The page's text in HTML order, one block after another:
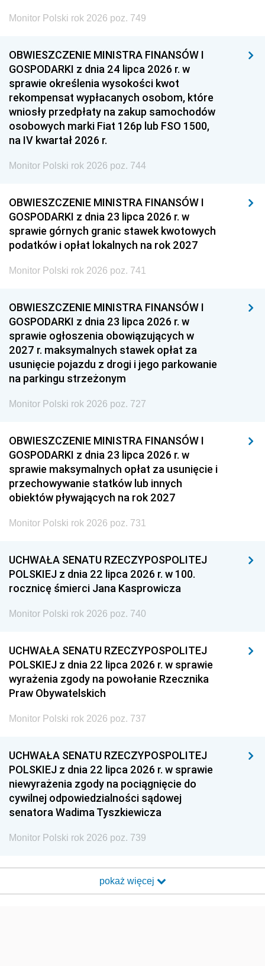
Monitor Polski rok 2026 poz. 749
OBWIESZCZENIE MINISTRA FINANSÓW I
GOSPODARKI z dnia 24 lipca 2026 r. w
sprawie określenia wysokości kwot
rekompensat wypłacanych osobom, które
wniosły przedpłaty na zakup samochodów
osobowych marki Fiat 126p lub FSO 1500,
na IV kwartał 2026 r.
Monitor Polski rok 2026 poz. 744
OBWIESZCZENIE MINISTRA FINANSÓW I
GOSPODARKI z dnia 23 lipca 2026 r. w
sprawie górnych granic stawek kwotowych
podatków i opłat lokalnych na rok 2027
Monitor Polski rok 2026 poz. 741
OBWIESZCZENIE MINISTRA FINANSÓW I
GOSPODARKI z dnia 23 lipca 2026 r. w
sprawie ogłoszenia obowiązujących w
2027 r. maksymalnych stawek opłat za
usunięcie pojazdu z drogi i jego parkowanie
na parkingu strzeżonym
Monitor Polski rok 2026 poz. 727
OBWIESZCZENIE MINISTRA FINANSÓW I
GOSPODARKI z dnia 23 lipca 2026 r. w
sprawie maksymalnych opłat za usunięcie i
przechowywanie statków lub innych
obiektów pływających na rok 2027
Monitor Polski rok 2026 poz. 731
UCHWAŁA SENATU RZECZYPOSPOLITEJ
POLSKIEJ z dnia 22 lipca 2026 r. w 100.
rocznicę śmierci Jana Kasprowicza
Monitor Polski rok 2026 poz. 740
UCHWAŁA SENATU RZECZYPOSPOLITEJ
POLSKIEJ z dnia 22 lipca 2026 r. w sprawie
wyrażenia zgody na powołanie Rzecznika
Praw Obywatelskich
Monitor Polski rok 2026 poz. 737
UCHWAŁA SENATU RZECZYPOSPOLITEJ
POLSKIEJ z dnia 22 lipca 2026 r. w sprawie
niewyrażenia zgody na pociągnięcie do
cywilnej odpowiedzialności sądowej
senatora Wadima Tyszkiewicza
Monitor Polski rok 2026 poz. 739
pokaż więcej